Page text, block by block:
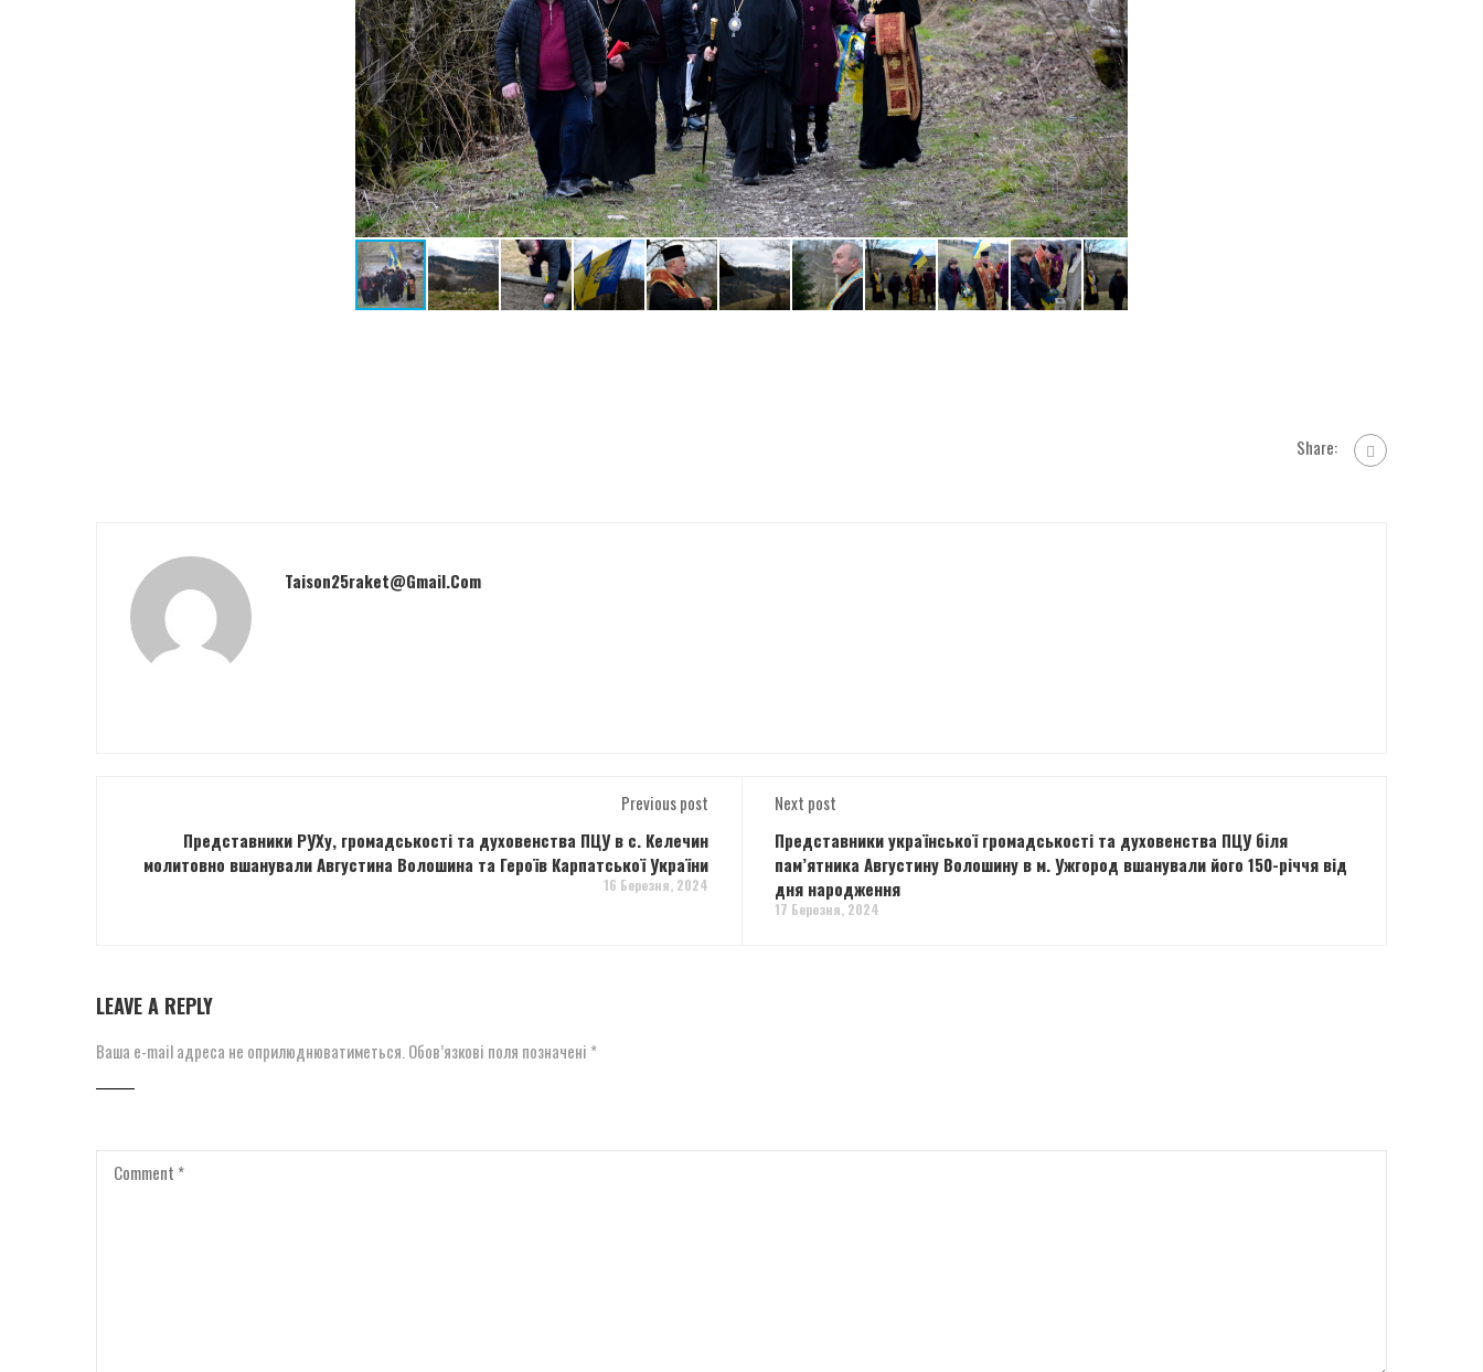
Share:
Taison25raket@gmail.com
Previous post
Представники РУХу, громадськості та духовенства ПЦУ в с. Келечин
молитовно вшанували Августина Волошина та Героїв Карпатської України
16 Березня, 2024
Next post
Представники української громадськості та духовенства ПЦУ біля
пам’ятника Августину Волошину в м. Ужгород вшанували його 150-річчя від
дня народження
17 Березня, 2024
LEAVE A REPLY
Ваша e-mail адреса не оприлюднюватиметься. Обов’язкові поля позначені *